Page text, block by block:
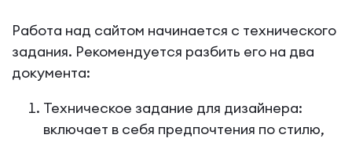
Работа над сайтом начинается с технического
задания. Рекомендуется разбить его на два
документа:
Техническое задание для дизайнера:
включает в себя предпочтения по стилю,